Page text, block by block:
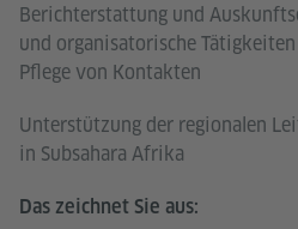
Berichterstattung und
und organisatorische
Pflege von Kontakten
Unterstützung der regionalen
in Subsahara Afrika
Das zeichnet Sie aus: